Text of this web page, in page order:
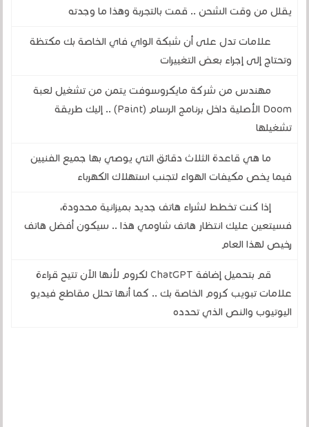
يقلل من وقت الشحن .. قمت بالتجربة وهذا ما وجدته
علامات تدل على أن شبكة الواي فاي الخاصة بك مكتظة
وتحتاج إلى إجراء بعض التغييرات
مهندس من شركة مايكروسوفت يتمن من تشغيل لعبة
Doom الأصلية داخل برنامج الرسام (Paint) .. إليك طريقة
تشغيلها
ما هي قاعدة الثلاث دقائق التي يوصي بها جميع الفنيين
فيما يخص مكيفات الهواء لتجنب استهلاك الكهرباء
إذا كنت تخطط لشراء هاتف جديد بميزانية محدودة،
فسيتعين عليك انتظار هاتف شاومي هذا .. سيكون أفضل هاتف
رخيص لهذا العام
قم بتحميل إضافة ChatGPT لكروم لأنها الآن تتيح قراءة
علامات تبويب كروم الخاصة بك .. كما أنها تحلل مقاطع فيديو
اليوتيوب والنص الذي تحدده